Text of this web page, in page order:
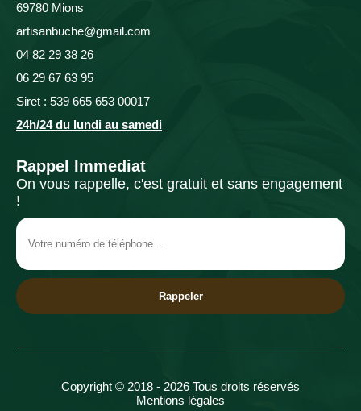
69780 Mions
artisanbuche@gmail.com
04 82 29 38 26
06 29 67 63 95
Siret : 539 665 653 00017
24h/24 du lundi au samedi
Rappel Immediat
On vous rappelle, c'est gratuit et sans engagement
!
Copyright © 2018 - 2026 Tous droits réservés
Mentions légales